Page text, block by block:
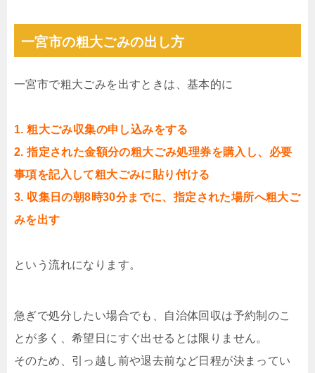
一宮市の粗大ごみの出し方
一宮市で粗大ごみを出すときは、基本的に
1. 粗大ごみ収集の申し込みをする
2. 指定された金額分の粗大ごみ処理券を購入し、必要
事項を記入して粗大ごみに貼り付ける
3. 収集日の朝8時30分までに、指定された場所へ粗大ご
みを出す
という流れになります。
急ぎで処分したい場合でも、自治体回収は予約制のこ
とが多く、希望日にすぐ出せるとは限りません。
そのため、引っ越し前や退去前など日程が決まってい